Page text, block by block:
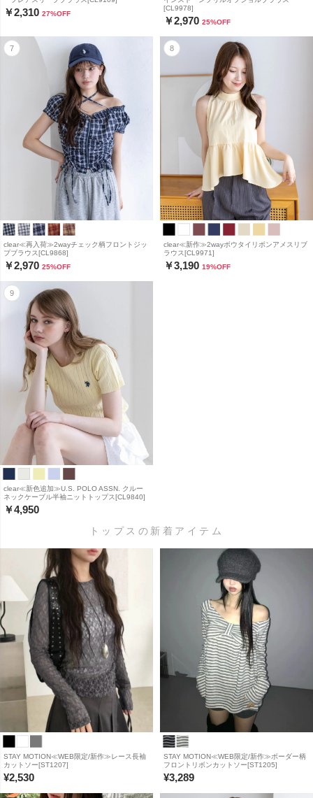
￥2,310 27%OFF
[CL9978]
￥2,970 25%OFF
clear≪再入荷≫2wayチェック柄フロントジッ
プブラウス[CL9868]
￥2,970 25%OFF
clear≪新作≫2wayボウタイリボンアメスリブ
ラウス[CL9971]
￥3,190 19%OFF
clear≪新色追加≫U.S. POLO ASSN. クルー
ネックケーブル半袖ニットトップス[CL9840]
￥4,950
トップスの新着アイテム
STAY MOTION≪WEB限定/新作≫レース長袖
カットソー[ST1207]
¥2,530
STAY MOTION≪WEB限定/新作≫ボーダー柄
フロントリボンカットソー[ST1205]
¥3,289